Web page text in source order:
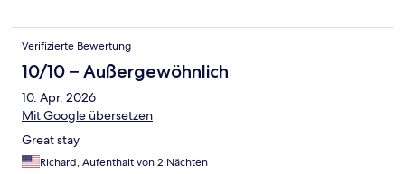
Verifizierte Bewertung
10/10 – Außergewöhnlich
10. Apr. 2026
Mit Google übersetzen
Great stay
Richard, Aufenthalt von 2 Nächten